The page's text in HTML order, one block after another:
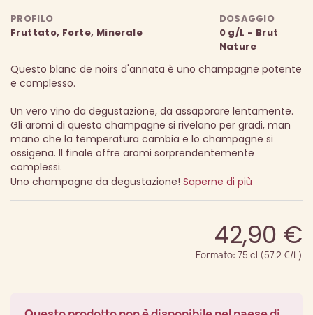
PROFILO
Fruttato, Forte, Minerale
DOSAGGIO
0 g/L - Brut
Nature
Questo blanc de noirs d'annata è uno champagne potente
e complesso.
Un vero vino da degustazione, da assaporare lentamente.
Gli aromi di questo champagne si rivelano per gradi, man
mano che la temperatura cambia e lo champagne si
ossigena. Il finale offre aromi sorprendentemente
complessi.
Uno champagne da degustazione! Saperne di più
42,90 €
Formato: 75 cl (57.2 €/L)